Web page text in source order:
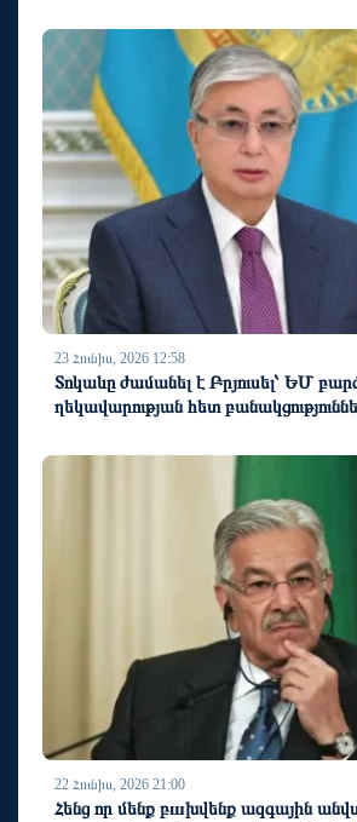
23 Հունիս, 2026 12:58
Տոկաևը ժամանել է Բրյուսել՝ ԵՄ
ղեկավարության հետ
22 Հունիս, 2026 21:00
Հենց որ մենք բшխվենք ազգային